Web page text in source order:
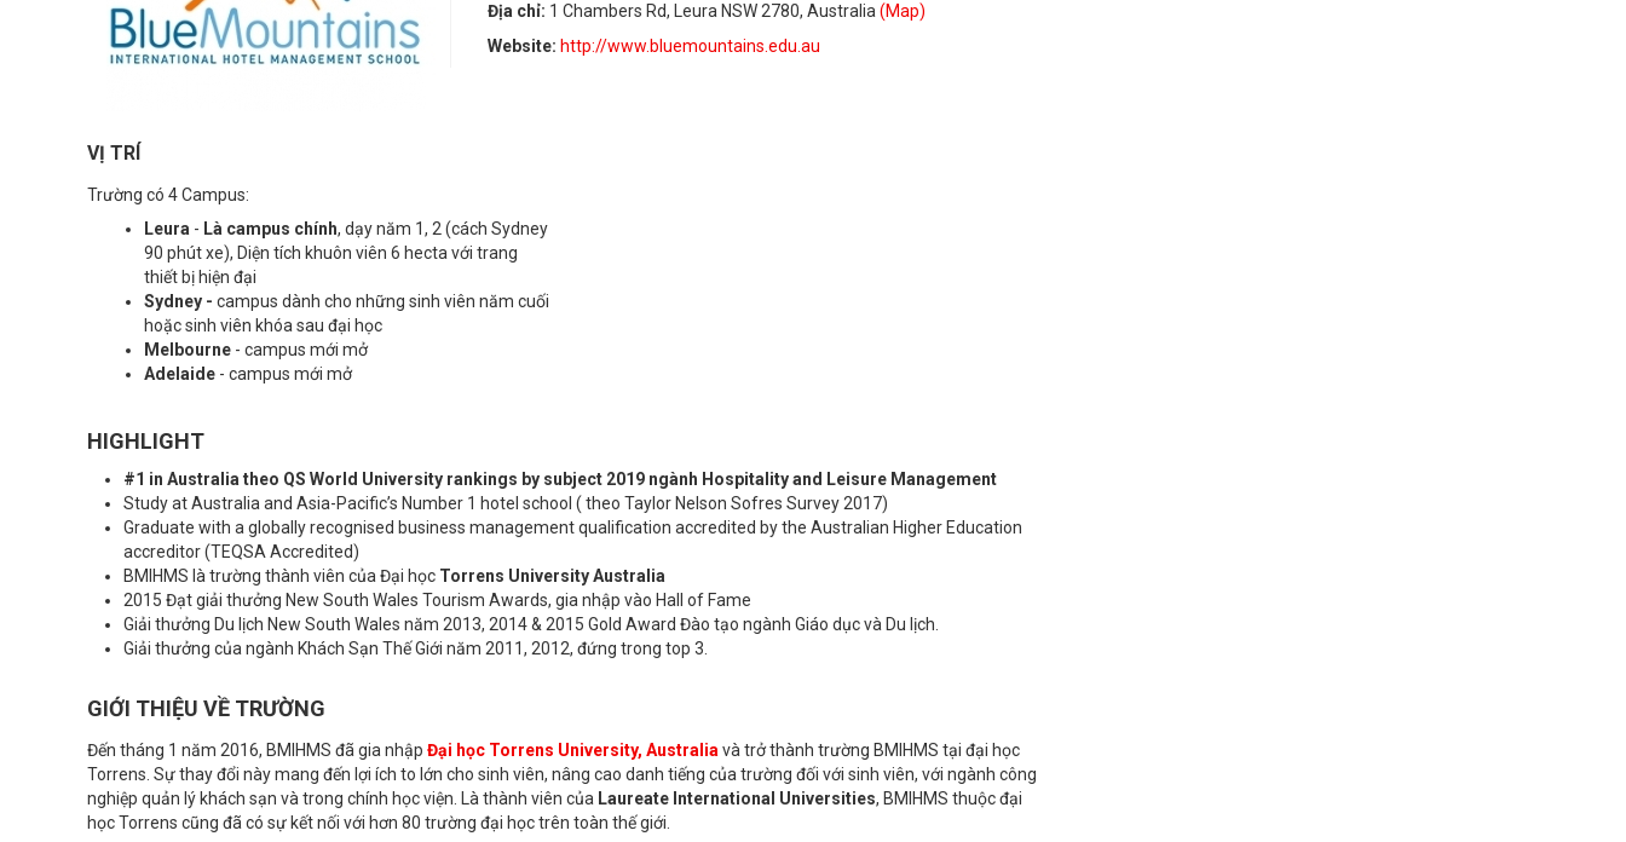
Địa chỉ: 1 Chambers Rd, Leura NSW 2780, Australia(Map)
Website:http://www.bluemountains.edu.au
VỊ TRÍ
Trường có 4 Campus:
Leura - Là campus chính, dạy năm 1, 2 (cách Sydney
90 phút xe), Diện tích khuôn viên 6 hecta với trang
thiết bị hiện đại
Sydney - campus dành cho những sinh viên năm cuối
hoặc sinh viên khóa sau đại học
Melbourne - campus mới mở
Adelaide - campus mới mở
HIGHLIGHT
#1 in Australia theo QS World University rankings by subject 2019 ngành Hospitality and Leisure Management
Study at Australia and Asia-Pacific’s Number 1 hotel school ( theo Taylor Nelson Sofres Survey 2017)
Graduate with a globally recognised business management qualification accredited by the Australian Higher Education
accreditor (TEQSA Accredited)
BMIHMS là trường thành viên của Đại học Torrens University Australia
2015 Đạt giải thưởng New South Wales Tourism Awards, gia nhập vào Hall of Fame
Giải thưởng Du lịch New South Wales năm 2013, 2014 & 2015 Gold Award Đào tạo ngành Giáo dục và Du lịch.
Giải thưởng của ngành Khách Sạn Thế Giới năm 2011, 2012, đứng trong top 3.
GIỚI THIỆU VỀ TRƯỜNG
Đến tháng 1 năm 2016, BMIHMS đã gia nhập Đại học Torrens University, Australia và trở thành trường BMIHMS tại đại học
Torrens. Sự thay đổi này mang đến lợi ích to lớn cho sinh viên, nâng cao danh tiếng của trường đối với sinh viên, với ngành công
nghiệp quản lý khách sạn và trong chính học viện. Là thành viên của Laureate International Universities, BMIHMS thuộc đại
học Torrens cũng đã có sự kết nối với hơn 80 trường đại học trên toàn thế giới.